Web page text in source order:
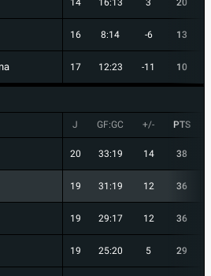
14 16:13 3 20
16 8:14 -6 13
17 12:23 -11 10
J GF:GC +/- PTS
20 33:19 14 38
19 31:19 12 36
19 29:17 12 36
19 25:20 5 29